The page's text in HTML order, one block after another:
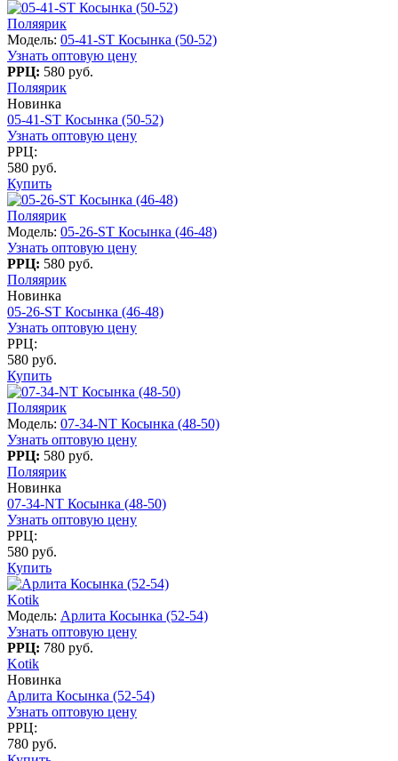
Поляярик
Модель: 05-41-ST Косынка (50-52)
Узнать оптовую цену
РРЦ: 580 руб.
Поляярик
Новинка
05-41-ST Косынка (50-52)
Узнать оптовую цену
РРЦ:
580 руб.
Купить
Поляярик
Модель: 05-26-ST Косынка (46-48)
Узнать оптовую цену
РРЦ: 580 руб.
Поляярик
Новинка
05-26-ST Косынка (46-48)
Узнать оптовую цену
РРЦ:
580 руб.
Купить
Поляярик
Модель: 07-34-NT Косынка (48-50)
Узнать оптовую цену
РРЦ: 580 руб.
Поляярик
Новинка
07-34-NT Косынка (48-50)
Узнать оптовую цену
РРЦ:
580 руб.
Купить
Kotik
Модель: Арлита Косынка (52-54)
Узнать оптовую цену
РРЦ: 780 руб.
Kotik
Новинка
Арлита Косынка (52-54)
Узнать оптовую цену
РРЦ:
780 руб.